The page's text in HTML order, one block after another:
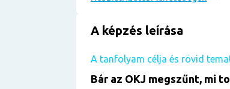
A képzés leírása
A tanfolyam célja és rövid
Bár az OKJ megszűnt, mi